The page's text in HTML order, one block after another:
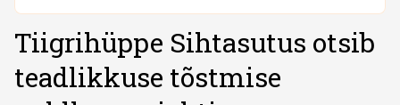
Tiigrihüppe Sihtasutus otsib
teadlikkuse tõstmise